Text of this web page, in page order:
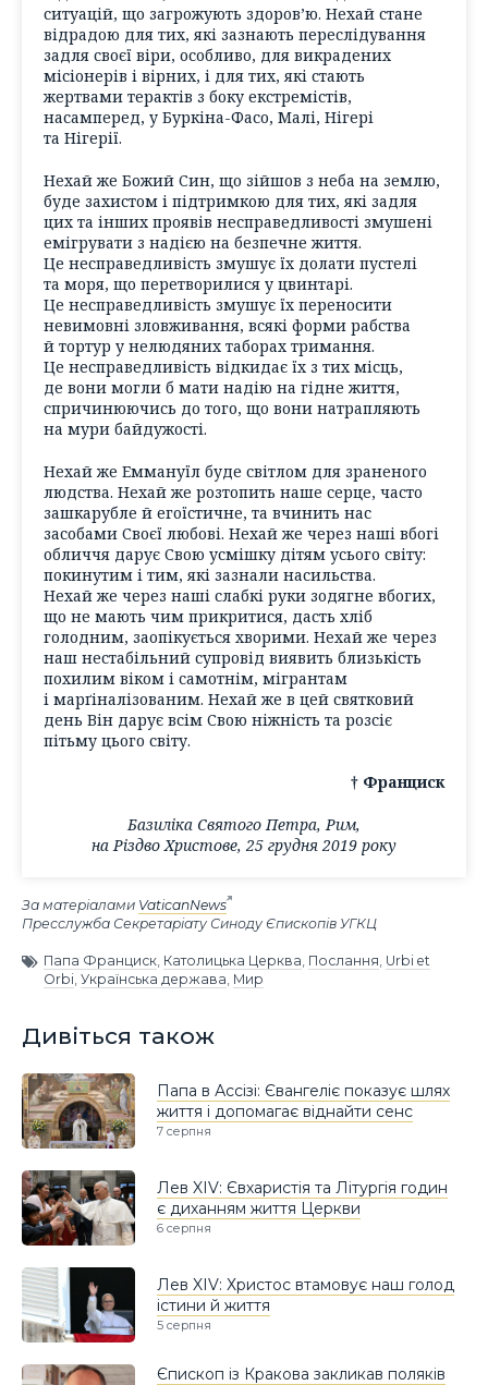
ситуацій, що загрожують здоров’ю. Нехай стане
відрадою для тих, які зазнають переслідування
задля своєї віри, особливо, для викрадених
місіонерів і вірних, і для тих, які стають
жертвами терактів з боку екстремістів,
насамперед, у Буркіна-Фасо, Малі, Нігері
та Нігерії.
Нехай же Божий Син, що зійшов з неба на землю,
буде захистом і підтримкою для тих, які задля
цих та інших проявів несправедливості змушені
емігрувати з надією на безпечне життя.
Це несправедливість змушує їх долати пустелі
та моря, що перетворилися у цвинтарі.
Це несправедливість змушує їх переносити
невимовні зловживання, всякі форми рабства
й тортур у нелюдяних таборах тримання.
Це несправедливість відкидає їх з тих місць,
де вони могли б мати надію на гідне життя,
спричинюючись до того, що вони натрапляють
на мури байдужості.
Нехай же Еммануїл буде світлом для зраненого
людства. Нехай же розтопить наше серце, часто
зашкарубле й егоїстичне, та вчинить нас
засобами Своєї любові. Нехай же через наші вбогі
обличчя дарує Свою усмішку дітям усього світу:
покинутим і тим, які зазнали насильства.
Нехай же через наші слабкі руки зодягне вбогих,
що не мають чим прикритися, дасть хліб
голодним, заопікується хворими. Нехай же через
наш нестабільний супровід виявить близькість
похилим віком і самотнім, мігрантам
і марґіналізованим. Нехай же в цей святковий
день Він дарує всім Свою ніжність та розсіє
пітьму цього світу.
† Франциск
Базиліка Святого Петра, Рим,
на Різдво Христове, 25 грудня 2019 року
За матеріалами VaticanNews
Пресслужба Секретаріату Синоду Єпископів УГКЦ
Папа Франциск, Католицька Церква, Послання, Urbi et
Orbi, Українська держава, Мир
Дивіться також
Папа в Ассізі: Євангеліє показує шлях
життя і допомагає віднайти сенс
7 серпня
Лев XIV: Євхаристія та Літургія годин
є диханням життя Церкви
6 серпня
Лев XIV: Христос втамовує наш голод
істини й життя
5 серпня
Єпископ із Кракова закликав поляків